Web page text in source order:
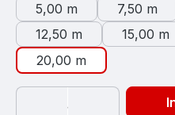
5,00 m 7,50 m
12,50 m
15,00 m
20,00 m